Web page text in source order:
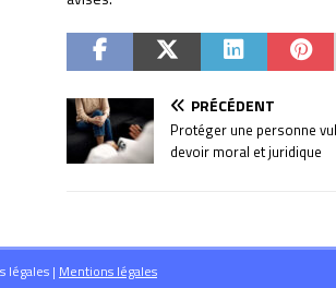
PRÉCÉDENT
Protéger une personne
devoir moral et juridique
légales | Mentions légales